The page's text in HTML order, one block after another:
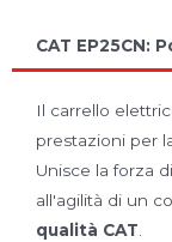
CAT EP25CN:
Il carrello
prestazioni per
Unisce la forza
all'agilità di un
qualità CAT